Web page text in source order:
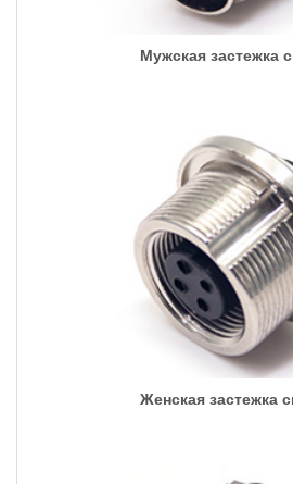
Мужская застежка
Женская застежка